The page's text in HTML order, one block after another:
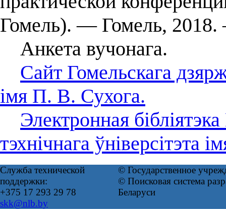
Гомель). — Гомель,
Анкета вучонага.
Сайт Гомельскага
імя П. В. Сухога.
Электронная
тэхнічнага ўніверсітэта
Служба технической
поддержки:
+375 17 293 29 78
skk@nlb.by
© Государственное
© Поисковая система
Беларуси